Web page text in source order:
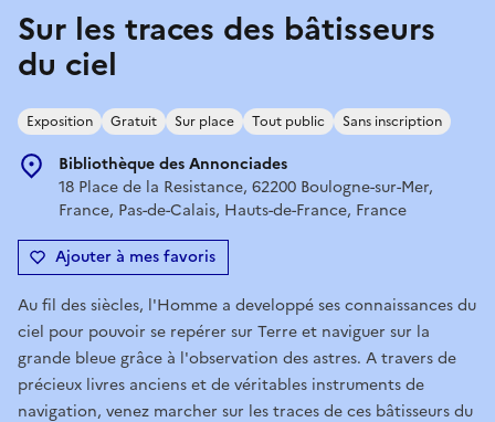
Sur les traces des bâtisseurs
du ciel
Exposition Gratuit Sur place Tout public Sans inscription
Bibliothèque des Annonciades
18 Place de la Resistance, 62200 Boulogne-sur-Mer,
France, Pas-de-Calais, Hauts-de-France, France
Ajouter à mes favoris
Au fil des siècles, l'Homme a developpé ses connaissances du
ciel pour pouvoir se repérer sur Terre et naviguer sur la
grande bleue grâce à l'observation des astres. A travers de
précieux livres anciens et de véritables instruments de
navigation, venez marcher sur les traces de ces bâtisseurs du